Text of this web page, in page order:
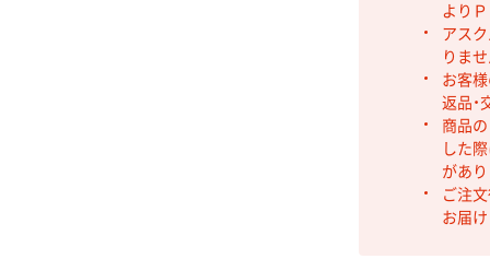
より
アス
りませ
お客
返品・
商品
した
があり
ご注
お届